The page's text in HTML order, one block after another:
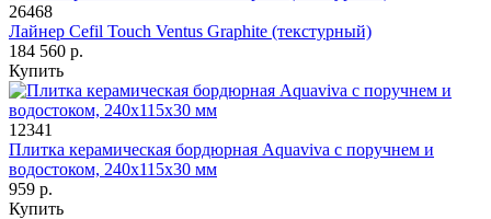
26468
Лайнер Cefil Touch Ventus Graphite (текстурный)
184 560 р.
Купить
12341
Плитка керамическая бордюрная Aquaviva с поручнем и
водостоком, 240х115х30 мм
959 р.
Купить